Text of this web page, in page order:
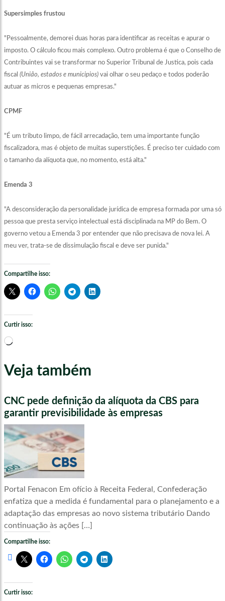
Supersimples frustou
"Pessoalmente, demorei duas horas para identificar as receitas e apurar o
imposto. O cálculo ficou mais complexo. Outro problema é que o Conselho de
Contribuintes vai se transformar no Superior Tribunal de Justica, pois cada
fiscal (União, estados e municipios)vai olhar o seu pedaço e todos poderão
autuar as micros e pequenas empresas."
CPMF
"É um tributo limpo, de fácil arrecadação, tem uma importante função
fiscalizadora, mas é objeto de muitas superstições. É preciso ter cuidado com
o tamanho da alíquota que, no momento, está alta."
Emenda 3
"A desconsideração da personalidade jurídica de empresa formada por uma só
pessoa que presta serviço intelectual está disciplinada na MP do Bem. O
governo vetou a Emenda 3 por entender que não precisava de nova lei. A
meu ver, trata-se de dissimulação fiscal e deve ser punida."
Compartilhe isso:
Curtir isso:
Carregando...
Veja também
CNC pede definição da alíquota da CBS para
garantir previsibilidade às empresas
Portal Fenacon Em ofício à Receita Federal, Confederação
enfatiza que a medida é fundamental para o planejamento e a
adaptação das empresas ao novo sistema tributário Dando
continuação às ações […]
Compartilhe isso:
Curtir isso: